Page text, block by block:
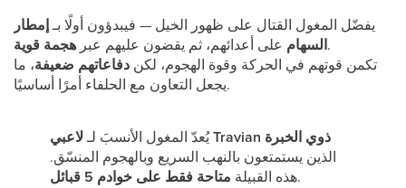
يفضّل المغول القتال على ظهور الخيل — فيبدؤون أولًا بـإمطار
السهام على أعدائهم، ثم يقضون عليهم عبر هجمة قوية
.
تكمن قوتهم في الحركة وقوة الهجوم، لكن دفاعاتهم ضعيفة، ما
يجعل التعاون مع الحلفاء أمرًا أساسيًا.
يُعدّ المغول الأنسبَ لـ لاعبي Travian ذوي الخبرة
الذين يستمتعون بالنهب السريع وبالهجوم المنسّق.
هذه القبيلة متاحة فقط على خوادم 5 قبائل .